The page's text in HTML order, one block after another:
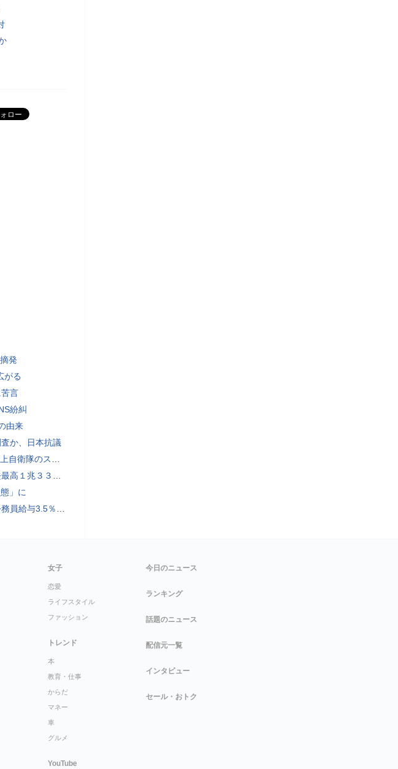
発
がる
言
紛糾
由来
か、日本抗議
ン記者が警鐘 - BLOGOS編集部
最大は横浜市の３７３億円
」に
幅ベースアップを勧告
女子
恋愛
ライフスタイル
ファッション
トレンド
本
教育・仕事
からだ
マネー
車
グルメ
YouTube
今日のニュース
ランキング
話題のニュース
配信元一覧
インタビュー
セール・おトク